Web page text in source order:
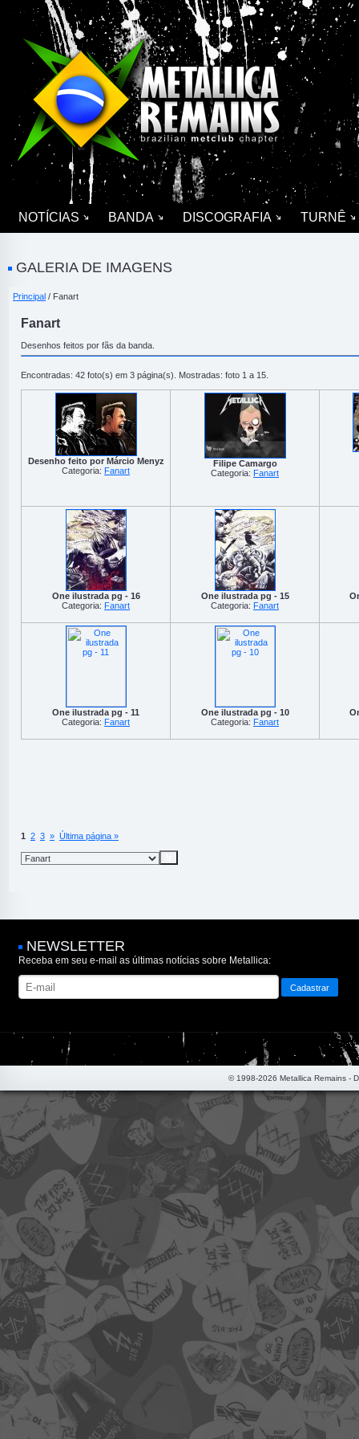
NOTÍCIAS BANDA DISCOGRAFIA TURNÊ
GALERIA DE IMAGENS
Principal / Fanart
Fanart
Desenhos feitos por fãs da banda.
Encontradas: 42 foto(s) em 3 página(s). Mostradas: foto 1 a 15.
Desenho feito por Márcio Menyz
Categoria: Fanart
Filipe Camargo
Categoria: Fanart
One ilustrada pg - 16
Categoria: Fanart
One ilustrada pg - 15
Categoria: Fanart
One ilustrada pg - 11
Categoria: Fanart
One ilustrada pg - 10
Categoria: Fanart
1 2 3 » Última página »
NEWSLETTER
Receba em seu e-mail as últimas notícias sobre Metallica:
© 1998-2026 Metallica Remains -